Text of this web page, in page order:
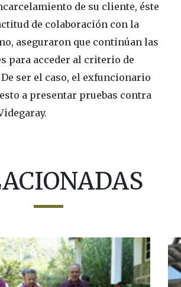
de su cliente, éste
de colaboración con la
aseguraron que continúan las
para acceder al criterio de
ser el caso, el exfuncionario
a presentar pruebas contra